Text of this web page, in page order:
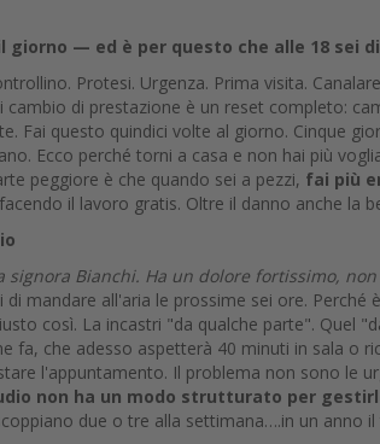
— ed è per questo che alle 18 sei
Protesi. Urgenza. Prima visita.
di prestazione è un reset completo:
Fai questo quindici volte al giorno. Cinque
Ecco perché torni a casa e non hai più
peggiore è che quando sei a pezzi, fai più
il lavoro gratis. Oltre il danno anche la
signora Bianchi. Ha un dolore fortissimo,
di mandare all'aria le prossime sei ore. Perché
così. La incastri "da qualche parte". Quel
fa, che adesso aspetterà 40 minuti in sala o
l'appuntamento. Il problema non sono le
non ha un modo strutturato per
due o tre alla settimana….in un anno